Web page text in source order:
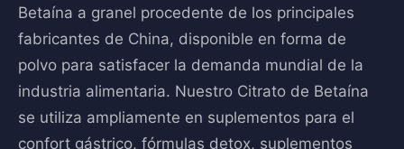
Betaína a granel procedente de los principales
fabricantes de China, disponible en forma de
polvo para satisfacer la demanda mundial de la
industria alimentaria. Nuestro Citrato de Betaína
se utiliza ampliamente en suplementos para el
confort gástrico, fórmulas detox, suplementos